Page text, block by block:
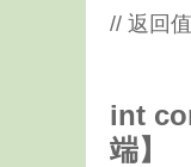
// 返回
int
端】